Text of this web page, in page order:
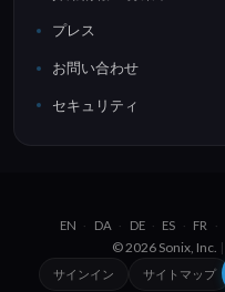
プレス
お問い合わせ
セキュリティ
EN · DA · DE · ES · FR ·
© 2026 Sonix, Inc. |
サインイン サイトマップ